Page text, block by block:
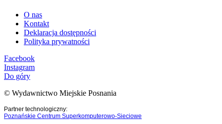
O nas
Kontakt
Deklaracja dostępności
Polityka prywatności
Facebook
Instagram
Do góry
© Wydawnictwo Miejskie Posnania
Partner technologiczny:
Poznańskie Centrum Superkomputerowo-Sieciowe